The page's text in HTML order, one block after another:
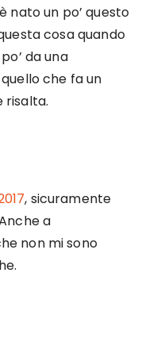
nato un po’ questo
cosa quando
da una
che fa un
risalta.
, sicuramente
a
non mi sono